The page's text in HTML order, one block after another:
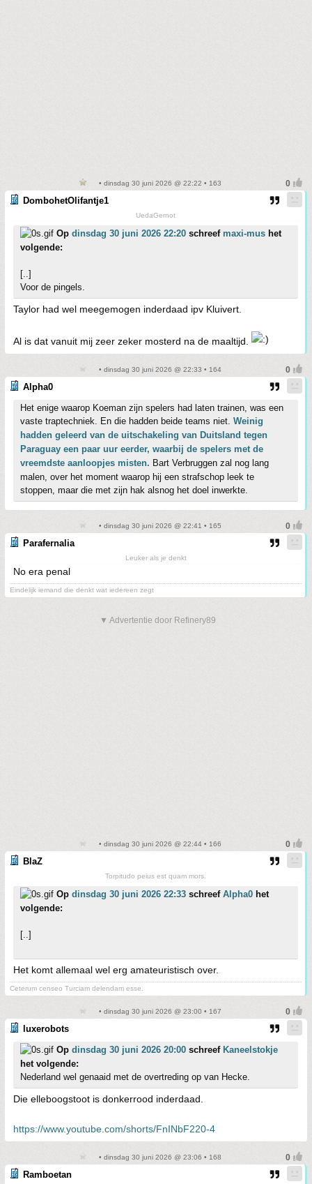
• dinsdag 30 juni 2026 @ 22:22 • 163
DombohetOlifantje1
UedaGernot
Op dinsdag 30 juni 2026 22:20 schreef maxi-mus het
volgende:
[..]
Voor de pingels.
Taylor had wel meegemogen inderdaad ipv Kluivert.
Al is dat vanuit mij zeer zeker mosterd na de maaltijd.
• dinsdag 30 juni 2026 @ 22:33 • 164
Alpha0
Het enige waarop Koeman zijn spelers had laten trainen, was een
vaste traptechniek. En die hadden beide teams niet. Weinig
hadden geleerd van de uitschakeling van Duitsland tegen
Paraguay een paar uur eerder, waarbij de spelers met de
vreemdste aanloopjes misten. Bart Verbruggen zal nog lang
malen, over het moment waarop hij een strafschop leek te
stoppen, maar die met zijn hak alsnog het doel inwerkte.
• dinsdag 30 juni 2026 @ 22:41 • 165
Parafernalia
Leuker als je denkt
No era penal
Eindelijk iemand die denkt wat iedereen zegt
▼ Advertentie door Refinery89
• dinsdag 30 juni 2026 @ 22:44 • 166
BlaZ
Torpitudo peius est quam mors.
Op dinsdag 30 juni 2026 22:33 schreef Alpha0 het
volgende:
[..]
Het komt allemaal wel erg amateuristisch over.
Ceterum censeo Turciam delendam esse.
• dinsdag 30 juni 2026 @ 23:00 • 167
luxerobots
Op dinsdag 30 juni 2026 20:00 schreef Kaneelstokje
het volgende:
Nederland wel genaaid met de overtreding op van Hecke.
Die elleboogstoot is donkerrood inderdaad.
https://www.youtube.com/shorts/FnINbF220-4
• dinsdag 30 juni 2026 @ 23:06 • 168
Ramboetan